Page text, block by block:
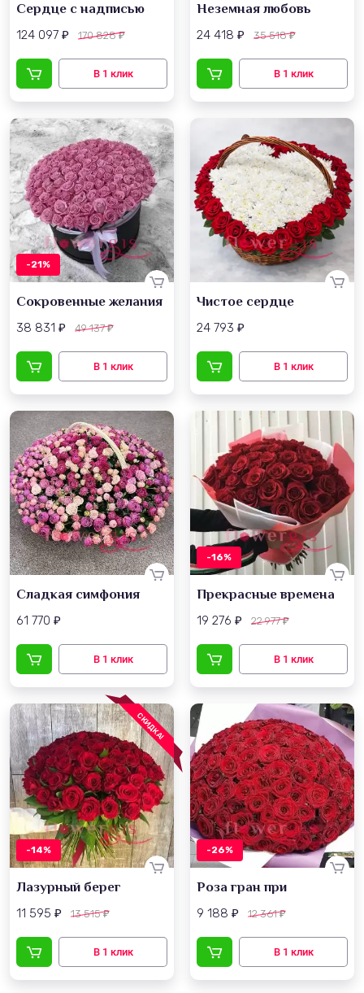
Сердце с надписью
124 097 ₽ 170 828₽
Неземная любовь
24 418 ₽ 35 518₽
-21%
Сокровенные желания
38 831 ₽ 49 137₽
Чистое сердце
24 793 ₽
Сладкая симфония
61 770 ₽
-16%
Прекрасные времена
19 276 ₽ 22 977₽
СКИДКА!
-14%
Лазурный берег
11 595 ₽ 13 515₽
-26%
Роза гран при
9 188 ₽ 12 361₽